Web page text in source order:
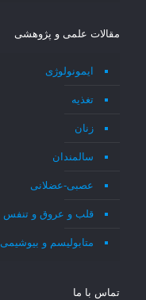
مقالات علمی و پژوهشی
ایمونولوژی
تغذیه
زنان
سالمندان
عصبی-عضلانی
قلب و عروق و تنفس
متابولیسم و بیوشیمی
تماس با ما